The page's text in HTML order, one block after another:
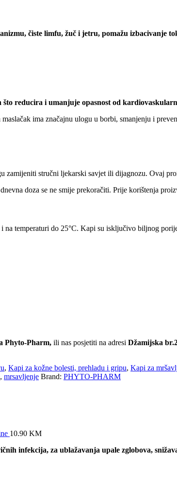
čiste limfu, žuč i jetru, pomažu izbacivanje
reducira i umanjuje opasnost od
ima značajnu ulogu u borbi, smanjenju i
stručni ljekarski savjet ili dijagnozu. Ovaj
doza se ne smije prekoračiti. Prije korištenja
temperaturi do 25°C. Kapi su isključivo biljnog
Phyto-Pharm, ili nas posjetiti na adresi Džamijska
, Kapi za kožne bolesti, prehladu i gripu, Kapi za
, mrsavljenje Brand: PHYTO-PHARM
10.90 KM
infekcija, za ublažavanja upale zglobova, sn